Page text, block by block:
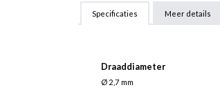
Specificaties Meer details
Draaddiameter
Ø 2,7 mm